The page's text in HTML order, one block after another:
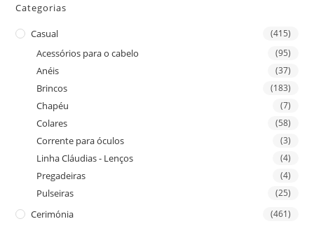
Categorias
Casual (415)
Acessórios para o cabelo (95)
Anéis (37)
Brincos (183)
Chapéu (7)
Colares (58)
Corrente para óculos (3)
Linha Cláudias - Lenços (4)
Pregadeiras (4)
Pulseiras (25)
Cerimónia (461)